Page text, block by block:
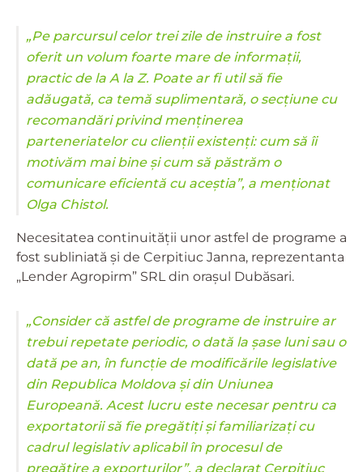
„Pe parcursul celor trei zile de instruire a fost
oferit un volum foarte mare de informații,
practic de la A la Z. Poate ar fi util să fie
adăugată, ca temă suplimentară, o secțiune cu
recomandări privind menținerea
parteneriatelor cu clienții existenți: cum să îi
motivăm mai bine și cum să păstrăm o
comunicare eficientă cu aceștia”, a menționat
Olga Chistol.
Necesitatea continuității unor astfel de programe a
fost subliniată și de Cerpitiuc Janna, reprezentanta
„Lender Agropirm” SRL din orașul Dubăsari.
„Consider că astfel de programe de instruire ar
trebui repetate periodic, o dată la șase luni sau o
dată pe an, în funcție de modificările legislative
din Republica Moldova și din Uniunea
Europeană. Acest lucru este necesar pentru ca
exportatorii să fie pregătiți și familiarizați cu
cadrul legislativ aplicabil în procesul de
pregătire a exporturilor”, a declarat Cerpitiuc